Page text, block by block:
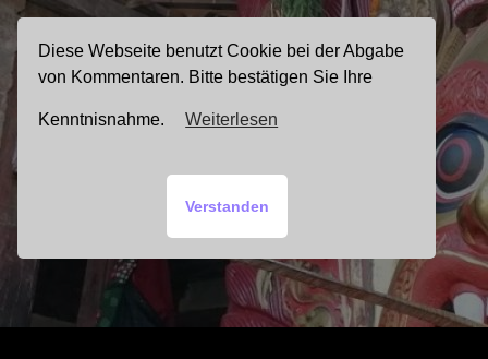
Zum
Inhalt
springen
Diese Webseite benutzt Cookie bei der Abgabe
von Kommentaren. Bitte bestätigen Sie Ihre
Kenntnisnahme. Weiterlesen
Verstanden